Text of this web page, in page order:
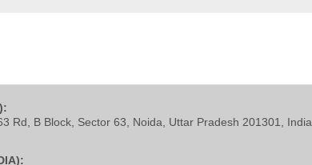
Rd, B Block, Sector 63, Noida, Uttar Pradesh 201301, India